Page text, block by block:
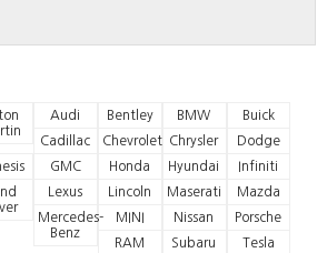
Audi Bentley BMW
Buick
Cadillac
Chevrolet Chrysler
Dodge
GMC Honda Hyundai
Infiniti
Lexus Lincoln Maserati
Mazda
Mercedes-
Benz
MINI Nissan
Porsche
RAM
Subaru
Tesla